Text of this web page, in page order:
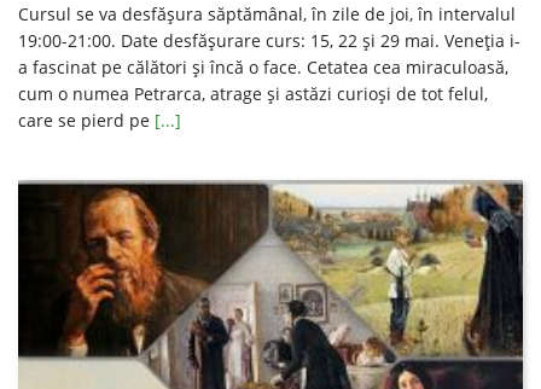
Cursul se va desfăşura săptămânal, în zile de joi, în intervalul
19:00-21:00. Date desfăşurare curs: 15, 22 şi 29 mai. Veneția i-
a fascinat pe călători și încă o face. Cetatea cea miraculoasă,
cum o numea Petrarca, atrage și astăzi curioși de tot felul,
care se pierd pe [...]